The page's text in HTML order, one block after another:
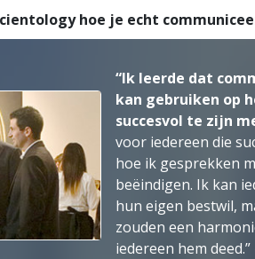
hoe je echt
“Ik leerde dat
kan gebruiken op
succesvol te zijn
voor iedereen die
hoe ik gesprekken
beëindigen. Ik kan
hun eigen bestwil,
zouden een
iedereen hem deed.”